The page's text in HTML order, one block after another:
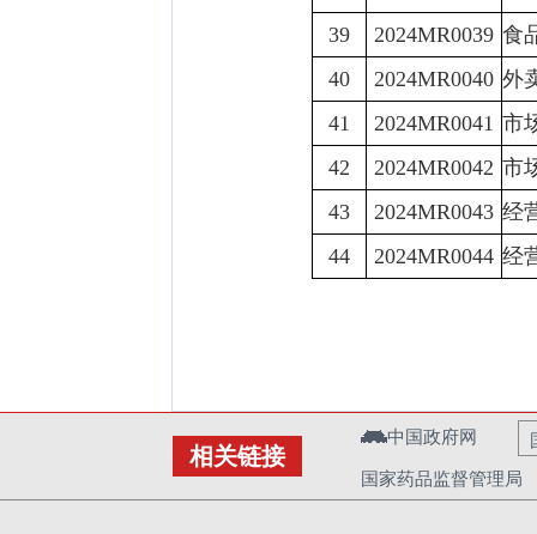
39 2024MR0039 食
40
2024MR0040 外
41
2024MR0041 市
42
2024MR0042 市
43
2024MR0043 经
44
2024MR0044 经
相关链接
中国政府网
国家药品监督管理局